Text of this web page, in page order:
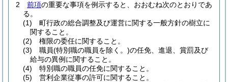
2
前項の重要な事項を例示すると、おおむね次のとおりであ
る。
(1)
町行政の総合調整及び運営に関する一般方針の樹立に
関すること。
(2)
権限の委任に関すること。
(3)
職員(特別職の職員を除く。)の任免、進退、賞罰及び
給与の異例に関すること。
(4)
特別職の職員の任免に関すること。
(5)
営利企業従事の許可に関すること。